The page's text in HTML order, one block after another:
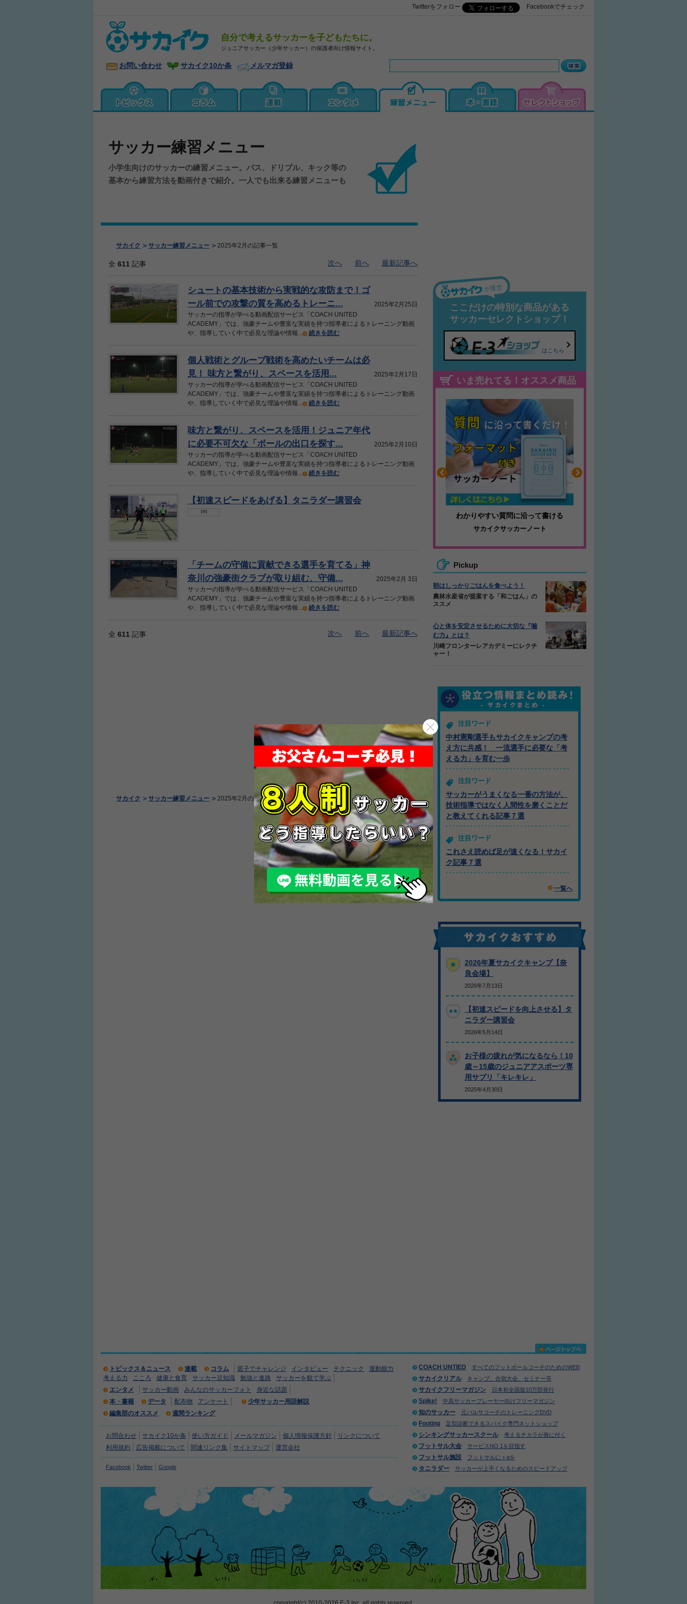
Twitterをフォロー Facebookでチェック
自分で考えるサッカーを子どもたちに。
ジュニアサッカー（少年サッカー）の保護者向け情報サイト。
お問い合わせ サカイク10か条 メルマガ登録
サッカー練習メニュー
小学生向けのサッカーの練習メニュー。パス、ドリブル、キック等の
基本から練習方法を動画付きで紹介。一人でも出来る練習メニューも
サカイク サッカー練習メニュー 2025年2月の記事一覧
全 611 記事 次へ 前へ 最新記事へ
シュートの基本技術から実戦的な攻防まで！ゴ
ール前での攻撃の質を高めるトレーニ...
2025年2月25日
サッカーの指導が学べる動画配信サービス「COACH UNITED
ACADEMY」では、強豪チームや豊富な実績を持つ指導者によるトレーニング動画
や、指導していく中で必見な理論や情報...
続きを読む
個人戦術とグループ戦術を高めたいチームは必
見！ 味方と繋がり、スペースを活用...
2025年2月17日
サッカーの指導が学べる動画配信サービス「COACH UNITED
ACADEMY」では、強豪チームや豊富な実績を持つ指導者によるトレーニング動画
や、指導していく中で必見な理論や情報...
続きを読む
味方と繋がり、スペースを活用！ジュニア年代
に必要不可欠な「ボールの出口を探す...
2025年2月10日
サッカーの指導が学べる動画配信サービス「COACH UNITED
ACADEMY」では、強豪チームや豊富な実績を持つ指導者によるトレーニング動画
や、指導していく中で必見な理論や情報...
続きを読む
【初速スピードをあげる】タニラダー講習会
PR
「チームの守備に貢献できる選手を育てる」神
奈川の強豪街クラブが取り組む、守備...
2025年2月 3日
サッカーの指導が学べる動画配信サービス「COACH UNITED
ACADEMY」では、強豪チームや豊富な実績を持つ指導者によるトレーニング動画
や、指導していく中で必見な理論や情報...
続きを読む
全 611 記事 次へ 前へ 最新記事へ
サカイク サッカー練習メニュー 2025年2月の記事一覧
が運営
ここだけの特別な商品がある
サッカーセレクトショップ！
はこちら
いま売れてる！オススメ商品
ふくらはぎの張りや疲れに わかりやすい質問に沿って書ける
サカイクサッカーノート
Pickup
朝はしっかりごはんを食べよう！
農林水産省が提案する「和ごはん」の
ススメ
心と体を安定させるために大切な『噛
む力』とは？
川崎フロンターレアカデミーにレクチ
ャー！
注目ワード
中村憲剛選手もサカイクキャンプの考
え方に共感！ 一流選手に必要な「考
える力」を育む一歩
注目ワード
サッカーがうまくなる一番の方法が、
技術指導ではなく人間性を磨くことだ
と教えてくれる記事７選
注目ワード
これさえ読めば足が速くなる！サカイ
ク記事７選
一覧へ
2026年夏サカイクキャンプ【奈
良会場】
2026年7月13日
【初速スピードを向上させる】タ
ニラダー講習会
2026年5月14日
お子様の疲れが気になるなら！10
歳～15歳のジュニアアスポーツ専
用サプリ「キレキレ」
2025年4月30日
トピックス＆ニュース 連載 コラム 親子でチャレンジ インタビュー テクニック
運動能力
考える力
こころ 健康と食育 サッカー豆知識 勉強と進路
サッカーを観て学ぶ
エンタメ
サッカー動画 みんなのサッカーフォト
身近な話題
本・書籍
データ 配布物 アンケート
少年サッカー用語解説
編集部のオススメ
週間ランキング
お問合わせ サカイク10か条 使い方ガイド メールマガジン 個人情報保護方針
リンクについて
利用規約
広告掲載について 関連リンク集 サイトマップ 運営会社
Facebook Twitter Google
COACH UNTIED すべてのフットボールコーチのためのWEB
サカイクリアル キャンプ、合宿大会、セミナー等
サカイクフリーマガジン 日本初全国版10万部発行
Spike! 中高サッカープレーヤー向けフリーマガジン
知のサッカー 元バルサコーチのトレーニングDVD
Footing 足型診断できるスパイク専門ネットショップ
シンキングサッカースクール 考えるチカラが身に付く
フットサル大会 サービスNO.1を目指す
フットサル施設 フットサルに＋αを
タニラダー サッカーが上手くなるためのスピードアップ